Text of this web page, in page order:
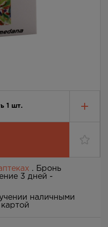
1 шт.
. Бронь
3 дней -
наличными